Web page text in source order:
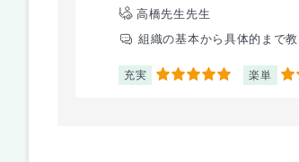
高橋先生先生
組織の基本から具体的まで教
充実 5 楽単 5